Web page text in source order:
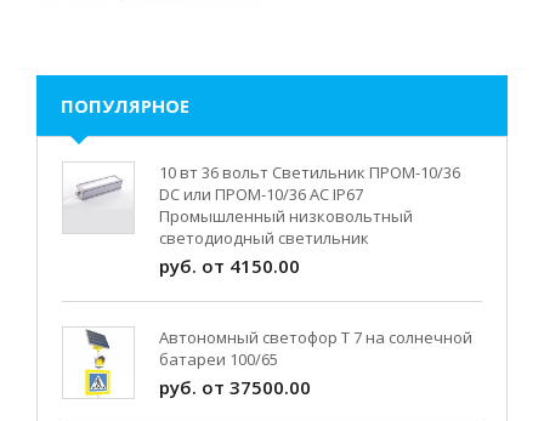
ПОПУЛЯРНОЕ
10 вт 36 вольт Светильник ПРОМ-10/36
DC или ПРОМ-10/36 AC IP67
Промышленный низковольтный
светодиодный светильник
руб. от 4150.00
Автономный светофор Т 7 на солнечной
батареи 100/65
руб. от 37500.00